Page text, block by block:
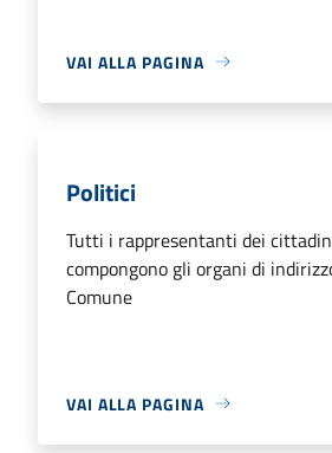
VAI ALLA PAGINA
Politici
Tutti i rappresentanti dei
compongono gli organi di
Comune
VAI ALLA PAGINA